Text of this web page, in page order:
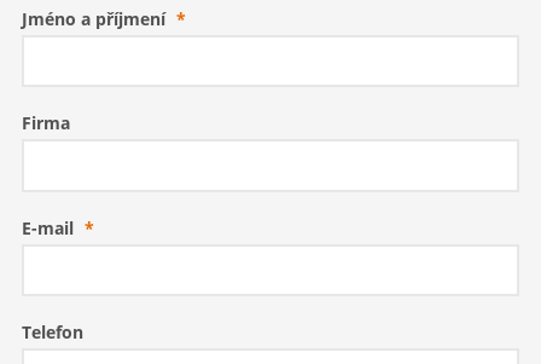
Jméno a příjmení *
Firma
E-mail *
Telefon